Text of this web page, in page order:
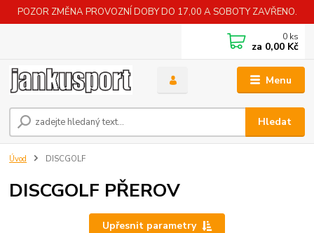
POZOR ZMĚNA PROVOZNÍ DOBY DO 17,00 A SOBOTY ZAVŘENO.
Menu
Hledat
0 ks
za 0,00 Kč
Úvod DISCGOLF
DISCGOLF PŘEROV
Upřesnit parametry